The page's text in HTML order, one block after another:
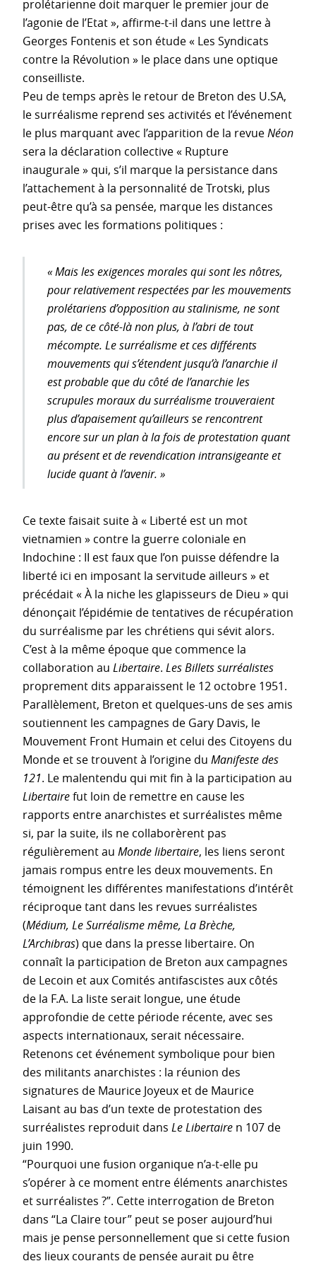
prolétarienne doit marquer le premier jour de
l’agonie de l’Etat », affirme-t-il dans une lettre à
Georges Fontenis et son étude « Les Syndicats
contre la Révolution » le place dans une optique
conseilliste.
Peu de temps après le retour de Breton des U.SA,
le surréalisme reprend ses activités et l’événement
le plus marquant avec l’apparition de la revueNéon
sera la déclaration collective « Rupture
inaugurale » qui, s’il marque la persistance dans
l’attachement à la personnalité de Trotski, plus
peut-être qu’à sa pensée, marque les distances
prises avec les formations politiques :
« Mais les exigences morales qui sont les nôtres,
pour relativement respectées par les mouvements
prolétariens d’opposition au stalinisme, ne sont
pas, de ce côté-là non plus, à l’abri de tout
mécompte. Le surréalisme et ces différents
mouvements qui s’étendent jusqu’à l’anarchie il
est probable que du côté de l’anarchie les
scrupules moraux du surréalisme trouveraient
plus d’apaisement qu’ailleurs se rencontrent
encore sur un plan à la fois de protestation quant
au présent et de revendication intransigeante et
lucide quant à l’avenir. »
Ce texte faisait suite à « Liberté est un mot
vietnamien » contre la guerre coloniale en
Indochine : II est faux que l’on puisse défendre la
liberté ici en imposant la servitude ailleurs » et
précédait « À la niche les glapisseurs de Dieu » qui
dénonçait l’épidémie de tentatives de récupération
du surréalisme par les chrétiens qui sévit alors.
C’est à la même époque que commence la
collaboration au Libertaire. Les Billets surréalistes
proprement dits apparaissent le 12 octobre 1951.
Parallèlement, Breton et quelques-uns de ses amis
soutiennent les campagnes de Gary Davis, le
Mouvement Front Humain et celui des Citoyens du
Monde et se trouvent à l’origine du Manifeste des
121. Le malentendu qui mit fin à la participation au
Libertairefut loin de remettre en cause les
rapports entre anarchistes et surréalistes même
si, par la suite, ils ne collaborèrent pas
régulièrement au Monde libertaire, les liens seront
jamais rompus entre les deux mouvements. En
témoignent les différentes manifestations d’intérêt
réciproque tant dans les revues surréalistes
(Médium, Le Surréalisme même, La Brèche,
L’Archibras) que dans la presse libertaire. On
connaît la participation de Breton aux campagnes
de Lecoin et aux Comités antifascistes aux côtés
de la F.A. La liste serait longue, une étude
approfondie de cette période récente, avec ses
aspects internationaux, serait nécessaire.
Retenons cet événement symbolique pour bien
des militants anarchistes : la réunion des
signatures de Maurice Joyeux et de Maurice
Laisant au bas d’un texte de protestation des
surréalistes reproduit dans Le Libertaire n 107 de
juin 1990.
“Pourquoi une fusion organique n’a-t-elle pu
s’opérer à ce moment entre éléments anarchistes
et surréalistes ?”. Cette interrogation de Breton
dans “La Claire tour” peut se poser aujourd’hui
mais je pense personnellement que si cette fusion
des lieux courants de pensée aurait pu être